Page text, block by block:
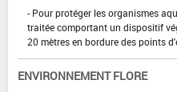
- Pour protéger les organismes
traitée comportant un dispositif
20 mètres en bordure des points
ENVIRONNEMENT FLORE